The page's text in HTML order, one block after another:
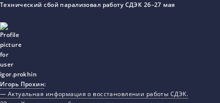
Технический сбой парализовал работу СДЭК 26–27 мая
Игорь Прохин:
— Актуальная информация о восстановлении работы СДЭК.